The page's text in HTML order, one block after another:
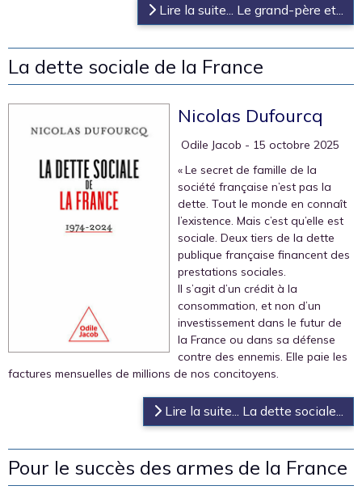
Lire la suite... Le grand-père et...
La dette sociale de la France
Nicolas Dufourcq
‎ Odile Jacob - 15 octobre 2025
« Le secret de famille de la
société française n’est pas la
dette. Tout le monde en connaît
l’existence. Mais c’est qu’elle est
sociale. Deux tiers de la dette
publique française financent des
prestations sociales.
Il s’agit d’un crédit à la
consommation, et non d’un
investissement dans le futur de
la France ou dans sa défense
contre des ennemis. Elle paie les
factures mensuelles de millions de nos concitoyens.
Lire la suite... La dette sociale...
Pour le succès des armes de la France